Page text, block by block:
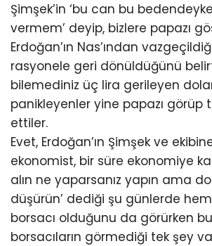
Şimşek’in ‘bu can bu
vermem’ deyip, bizlere papazı
Erdoğan’ın Nas’ından
rasyonele geri dönüldüğünü
bilemediniz üç lira gerileyen
panikleyenler yine papazı görüp
ettiler.
Evet, Erdoğan’ın Şimşek ve
ekonomist, bir süre ekonomiye
alın ne yaparsanız yapın ama
düşürün’ dediği şu günlerde
borsacı olduğunu da görürken
borsacıların görmediği tek şey